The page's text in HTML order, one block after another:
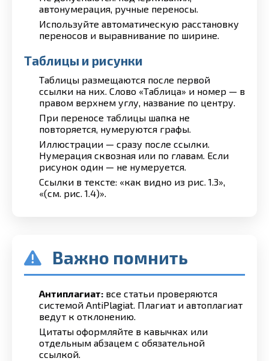
автонумерация, ручные переносы.
Используйте автоматическую расстановку
переносов и выравнивание по ширине.
Таблицы и рисунки
Таблицы размещаются после первой
ссылки на них. Слово «Таблица» и номер — в
правом верхнем углу, название по центру.
При переносе таблицы шапка не
повторяется, нумеруются графы.
Иллюстрации — сразу после ссылки.
Нумерация сквозная или по главам. Если
рисунок один — не нумеруется.
Ссылки в тексте: «как видно из рис. 1.3»,
«(см. рис. 1.4)».
Важно помнить
Антиплагиат: все статьи проверяются
системой AntiPlagiat. Плагиат и автоплагиат
ведут к отклонению.
Цитаты оформляйте в кавычках или
отдельным абзацем с обязательной
ссылкой.